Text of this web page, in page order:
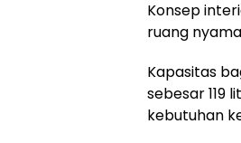
Konsep
ruang
Kapasitas
sebesar 119
kebutuhan